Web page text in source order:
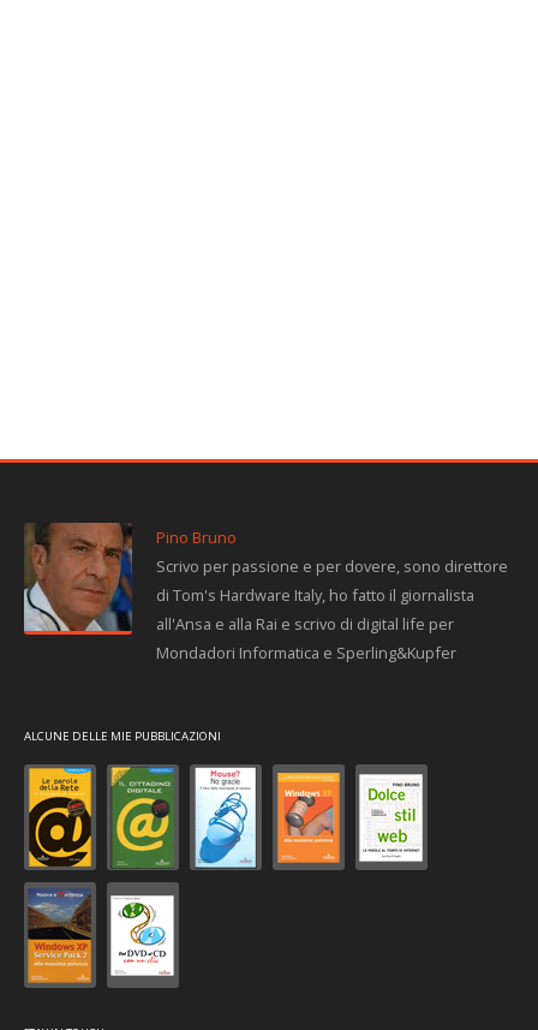
Pino Bruno
Scrivo per passione e per dovere, sono direttore
di Tom's Hardware Italy, ho fatto il giornalista
all'Ansa e alla Rai e scrivo di digital life per
Mondadori Informatica e Sperling&Kupfer
ALCUNE DELLE MIE PUBBLICAZIONI